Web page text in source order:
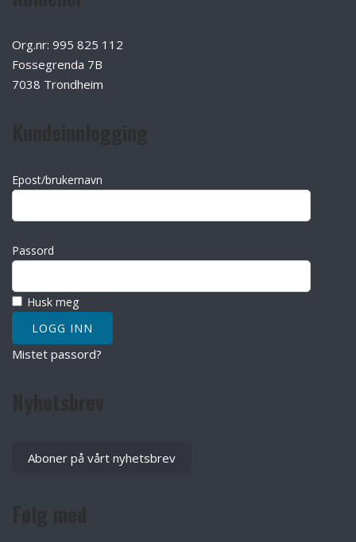
Org.nr: 995 825 112
Fossegrenda 7B
7038 Trondheim
Epost/brukernavn
Passord
Husk meg
Mistet passord?
Aboner på vårt nyhetsbrev